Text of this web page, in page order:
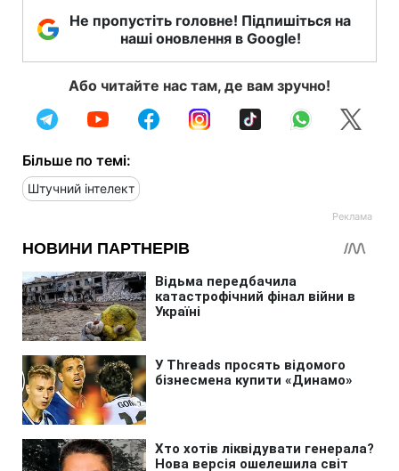
Не пропустіть головне! Підпишіться на
наші оновлення в Google!
Або читайте нас там, де вам зручно!
Більше по темі:
Штучний інтелект